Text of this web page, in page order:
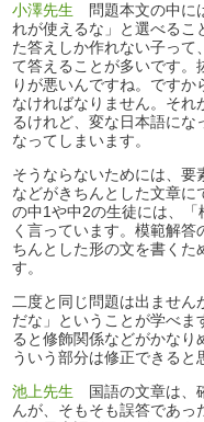
小澤先生 問題本文の中に
れが使えるな」と選べるこ
た答えしか作れない子って
て答えることが多いです。
りが悪いんですね。ですか
なければなりません。それ
るけれど、変な日本語にな
なってしまいます。
そうならないためには、要
などがきちんとした文章に
の中1や中2の生徒には、
く言っています。模範解答
ちんとした形の文を書くた
す。
二度と同じ問題は出ませ
だな」ということが学べ
ると修飾関係などがかなり
ういう部分は修正できると
池上先生 国語の文章は、
んが、そもそも誤答であ